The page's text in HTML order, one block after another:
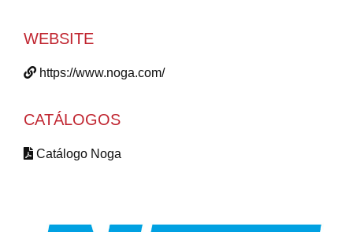
WEBSITE
https://www.noga.com/
CATÁLOGOS
Catálogo Noga